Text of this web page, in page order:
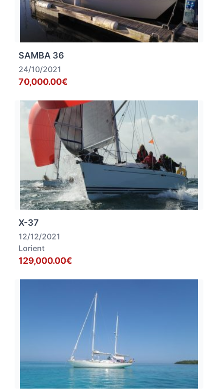
SAMBA 36
24/10/2021
70,000.00€
X-37
12/12/2021
Lorient
129,000.00€